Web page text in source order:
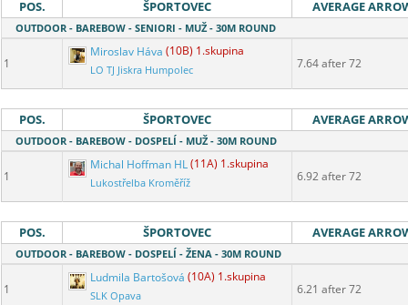
POS. ŠPORTOVEC AVERAGE
OUTDOOR - BAREBOW - SENIORI - MUŽ - 30M ROUND
1
Miroslav Háva (10B) 1.skupina
LO TJ Jiskra Humpolec 7.64 after 72
POS. ŠPORTOVEC AVERAGE
OUTDOOR - BAREBOW - DOSPELÍ - MUŽ - 30M ROUND
1
Michal Hoffman HL(11A) 1.skupina
Lukostřelba Kroměříž 6.92 after 72
POS. ŠPORTOVEC AVERAGE
OUTDOOR - BAREBOW - DOSPELÍ - ŽENA - 30M ROUND
1
Ludmila Bartošová (10A) 1.skupina
SLK Opava 6.21 after 72